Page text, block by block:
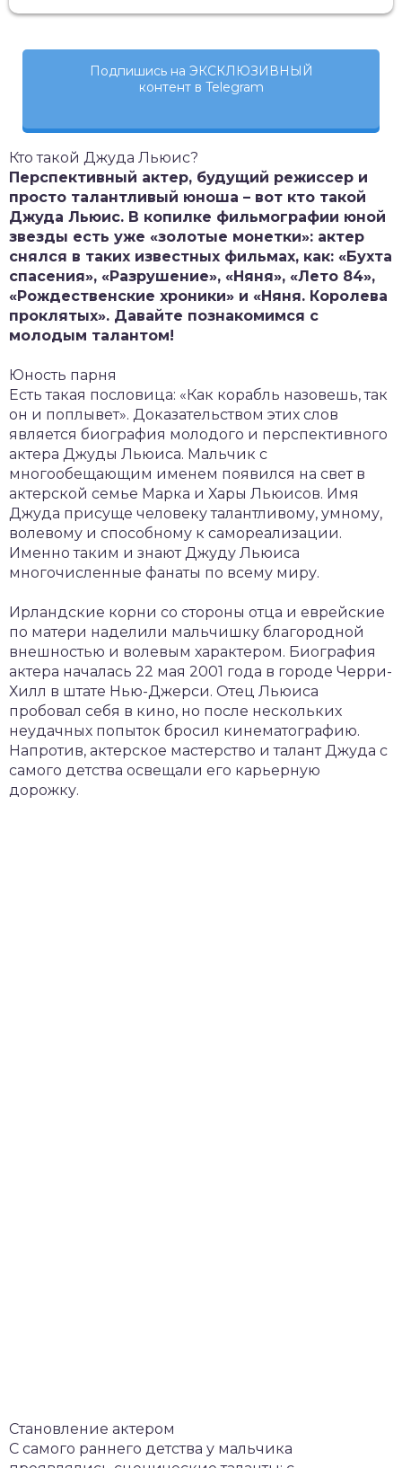
Подпишись на ЭКСКЛЮЗИВНЫЙ
контент в Telegram
Кто такой Джуда Льюис?
Перспективный актер, будущий режиссер и
просто талантливый юноша – вот кто такой
Джуда Льюис. В копилке фильмографии юной
звезды есть уже «золотые монетки»: актер
снялся в таких известных фильмах, как: «Бухта
спасения», «Разрушение», «Няня», «Лето 84»,
«Рождественские хроники» и «Няня. Королева
проклятых». Давайте познакомимся с
молодым талантом!
Юность парня
Есть такая пословица: «Как корабль назовешь, так
он и поплывет». Доказательством этих слов
является биография молодого и перспективного
актера Джуды Льюиса. Мальчик с
многообещающим именем появился на свет в
актерской семье Марка и Хары Льюисов. Имя
Джуда присуще человеку талантливому, умному,
волевому и способному к самореализации.
Именно таким и знают Джуду Льюиса
многочисленные фанаты по всему миру.
Ирландские корни со стороны отца и еврейские
по матери наделили мальчишку благородной
внешностью и волевым характером. Биография
актера началась 22 мая 2001 года в городе Черри-
Хилл в штате Нью-Джерси. Отец Льюиса
пробовал себя в кино, но после нескольких
неудачных попыток бросил кинематографию.
Напротив, актерское мастерство и талант Джуда с
самого детства освещали его карьерную
дорожку.
Становление актером
С самого раннего детства у мальчика